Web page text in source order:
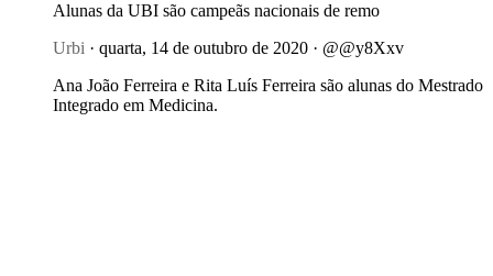
Alunas da UBI são campeãs nacionais de remo
Urbi · quarta, 14 de outubro de 2020 · @@y8Xxv
Ana João Ferreira e Rita Luís Ferreira são alunas do Mestrado
Integrado em Medicina.